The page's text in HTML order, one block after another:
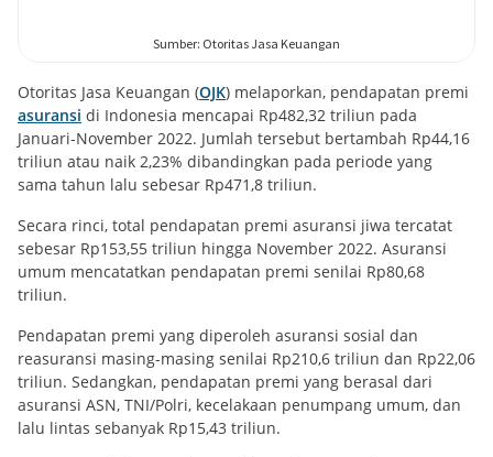
Otoritas Jasa Keuangan (OJK) melaporkan, pendapatan premi
asuransi di Indonesia mencapai Rp482,32 triliun pada
Januari-November 2022. Jumlah tersebut bertambah Rp44,16
triliun atau naik 2,23% dibandingkan pada periode yang
sama tahun lalu sebesar Rp471,8 triliun.
Secara rinci, total pendapatan premi asuransi jiwa tercatat
sebesar Rp153,55 triliun hingga November 2022. Asuransi
umum mencatatkan pendapatan premi senilai Rp80,68
triliun.
Pendapatan premi yang diperoleh asuransi sosial dan
reasuransi masing-masing senilai Rp210,6 triliun dan Rp22,06
triliun. Sedangkan, pendapatan premi yang berasal dari
asuransi ASN, TNI/Polri, kecelakaan penumpang umum, dan
lalu lintas sebanyak Rp15,43 triliun.